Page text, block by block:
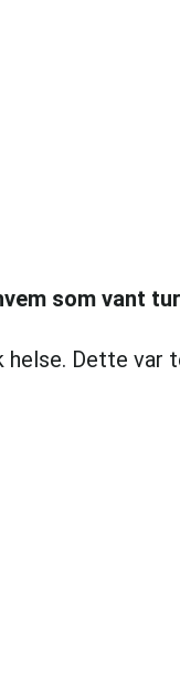
som vant
Dette var